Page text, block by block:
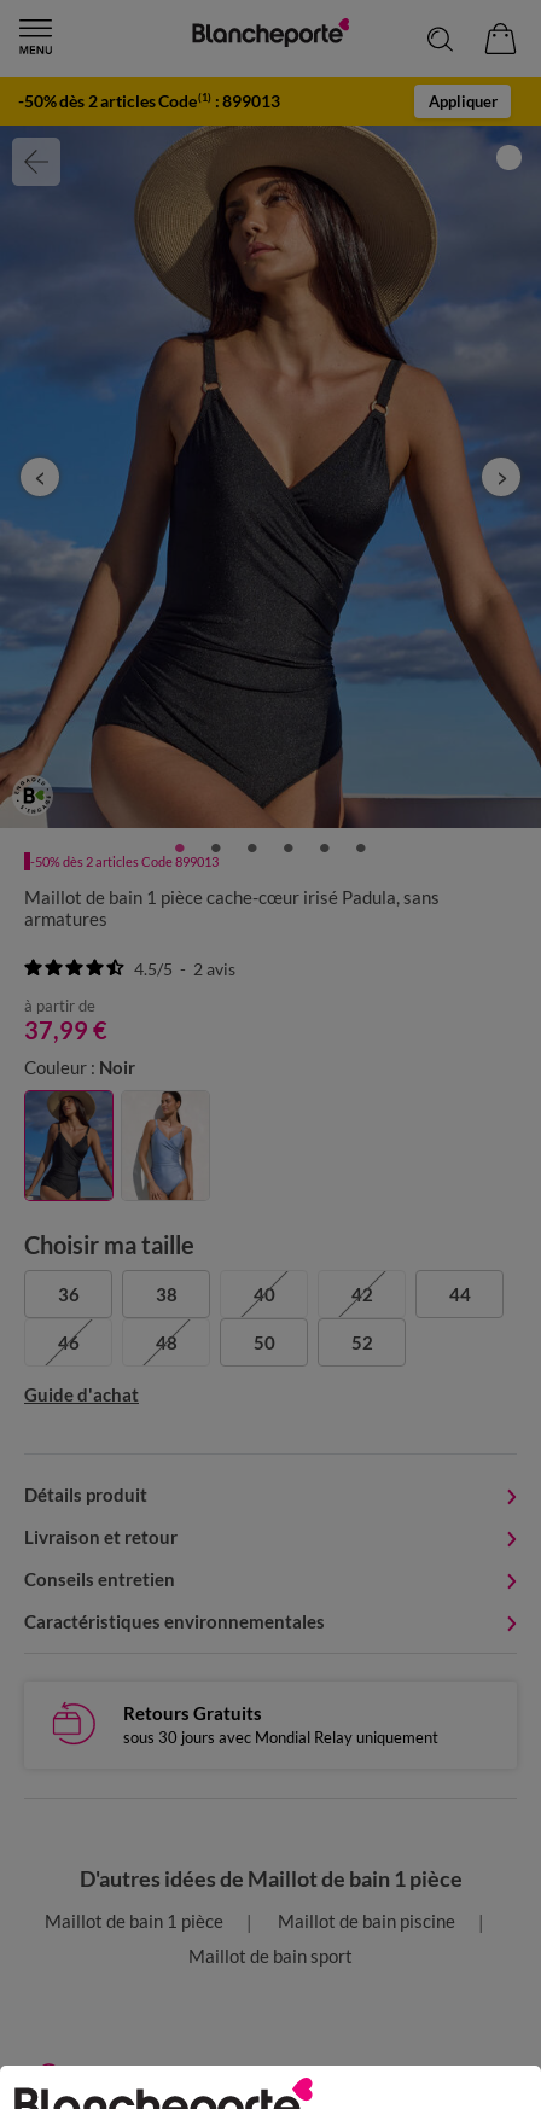
-50% dès 2 articles Code(1) :899013 Appliquer
-50% dès 2 articles Code 899013
Maillot de bain 1 pièce cache-cœur irisé Padula, sans
armatures
4.5/5 - 2 avis
à partir de
37,99 €
Couleur : Noir
Choisir ma taille
36 38 40 42 44
46 48 50 52
Guide d'achat
Détails produit
Livraison et retour
Conseils entretien
Caractéristiques environnementales
Retours Gratuits
sous 30 jours avec Mondial Relay uniquement
D'autres idées de Maillot de bain 1 pièce
Maillot de bain 1 pièce
Maillot de bain piscine
Maillot de bain sport
Payez plus tard ou en plusieurs fois